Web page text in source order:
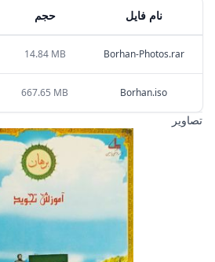
نام فایل حجم
Borhan-Photos.rar
14.84 MB
Borhan.iso
667.65 MB
تصاویر